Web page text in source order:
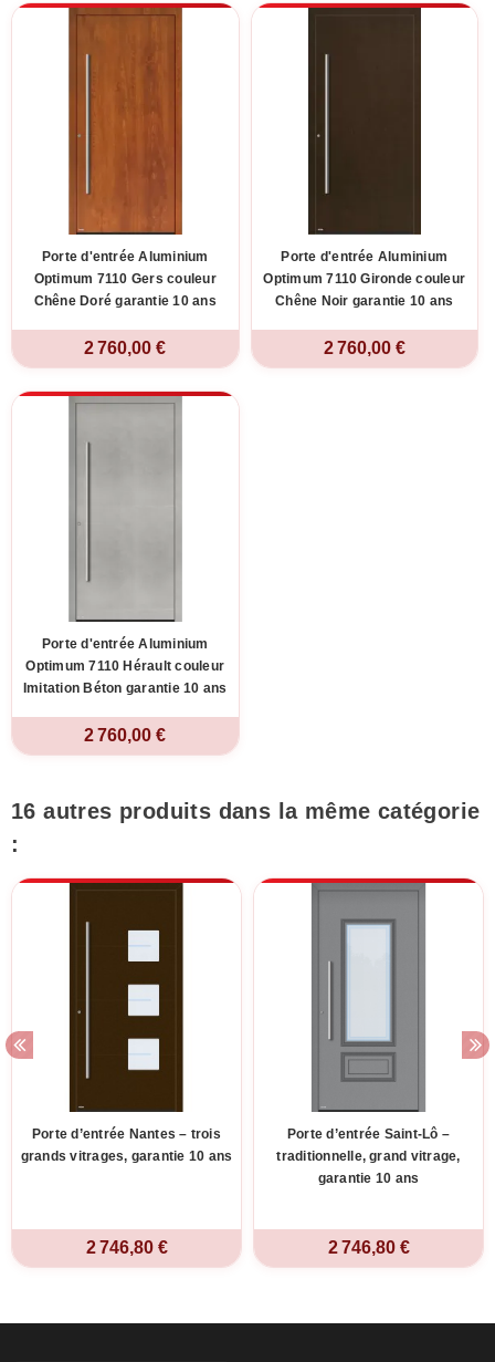
Porte d'entrée Aluminium
Optimum 7110 Gers couleur
Chêne Doré garantie 10 ans
2 760,00 €
Porte d'entrée Aluminium
Optimum 7110 Gironde couleur
Chêne Noir garantie 10 ans
2 760,00 €
Porte d'entrée Aluminium
Optimum 7110 Hérault couleur
Imitation Béton garantie 10 ans
2 760,00 €
16 autres produits dans la même catégorie
:
Porte d’entrée Nantes – trois
grands vitrages, garantie 10 ans
2 746,80 €
Porte d’entrée Saint-Lô –
traditionnelle, grand vitrage,
garantie 10 ans
2 746,80 €